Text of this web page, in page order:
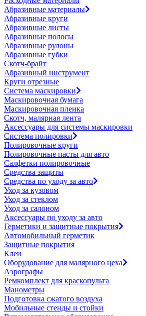
Абразивные материалы
Абразивные круги
Абразивные листы
Абразивные полосы
Абразивные рулоны
Абразивные губки
Скотч-брайт
Абразивный инструмент
Круги отрезные
Система маскировки
Маскировочная бумага
Маскировочная пленка
Скотч, малярная лента
Аксессуары для системы маскировки
Система полировки
Полировочные круги
Полировочные пасты для авто
Салфетки полировочные
Средства защиты
Средства по уходу за авто
Уход за кузовом
Уход за стеклом
Уход за салоном
Аксессуары по уходу за авто
Герметики и защитные покрытия
Автомобильный герметик
Защитные покрытия
Клеи
Оборудование для малярного цеха
Аэрографы
Ремкомплект для краскопульта
Манометры
Подготовка сжатого воздуха
Мобильные стенды и стойки